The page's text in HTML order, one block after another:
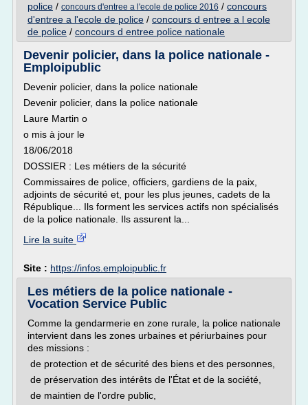
police / concours d'entree a l'ecole de police 2016 / concours
d'entree a l'ecole de police / concours d entree a l ecole
de police / concours d entree police nationale
Devenir policier, dans la police nationale -
Emploipublic
Devenir policier, dans la police nationale
Devenir policier, dans la police nationale
Laure Martin o
o mis à jour le
18/06/2018
DOSSIER : Les métiers de la sécurité
Commissaires de police, officiers, gardiens de la paix,
adjoints de sécurité et, pour les plus jeunes, cadets de la
République... Ils forment les services actifs non spécialisés
de la police nationale. Ils assurent la...
Lire la suite
Site : https://infos.emploipublic.fr
Les métiers de la police nationale -
Vocation Service Public
Comme la gendarmerie en zone rurale, la police nationale
intervient dans les zones urbaines et périurbaines pour
des missions :
de protection et de sécurité des biens et des personnes,
de préservation des intérêts de l'État et de la société,
de maintien de l'ordre public,